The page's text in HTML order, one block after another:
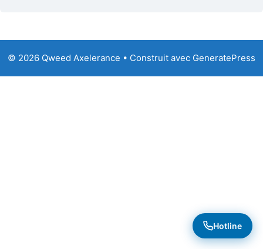
© 2026 Qweed Axelerance • Construit avec GeneratePress
Hotline